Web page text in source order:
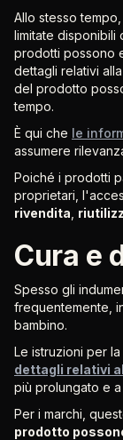
Allo stesso
limitate disponibili
prodotti possono
dettagli relativi
del prodotto
tempo.
È qui che le
assumere
Poiché i prodotti
proprietari,
rivendita
Cura e
Spesso gli
frequentemente,
bambino.
Le istruzioni per
dettagli relativi
più prolungato e
Per i marchi,
prodotto